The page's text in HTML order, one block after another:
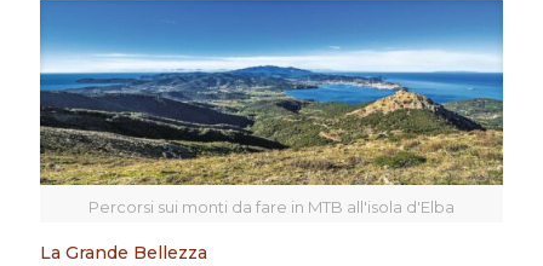
Percorsi sui monti da fare in MTB all'isola d'Elba
La Grande Bellezza